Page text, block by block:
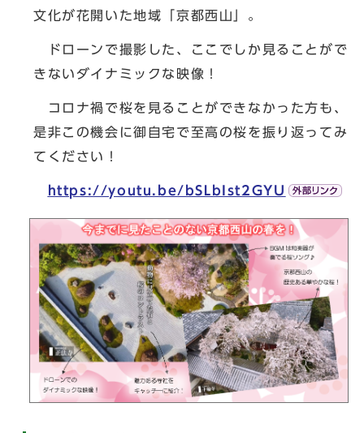
文化が花開いた地域「京都西山」。
ドローンで撮影した、ここでしか見ることがで
きないダイナミックな映像！
コロナ禍で桜を見ることができなかった方も、
是非この機会に御自宅で至高の桜を振り返ってみ
てください！
https://youtu.be/bSLbIst2GYU